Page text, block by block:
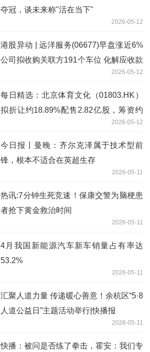
夺冠，谈未来称"活在当下"
2026-05-12
港股异动 | 远洋服务(06677)早盘涨近6%
公司拟收购关联方191个车位 化解应收款
2026-05-12
每日精选：北京体育文化（01803.HK）
拟折让约18.89%配售2.82亿股，筹资约
2026-05-12
今日报丨曼晚：齐尔克泽属于技术型前
锋，根本不适合在英超生存
2026-05-11
热讯:7分钟生死竞速！保康交警为脑梗患
者抢下黄金救治时间
2026-05-11
4月我国新能源汽车新车销量占有率达
53.2%
2026-05-11
汇聚人道力量 传递暖心善意！余杭区“5·8
人道公益日”主题活动举行|快播报
2026-05-11
快播：被问是否练了拳击，霍安：我们专